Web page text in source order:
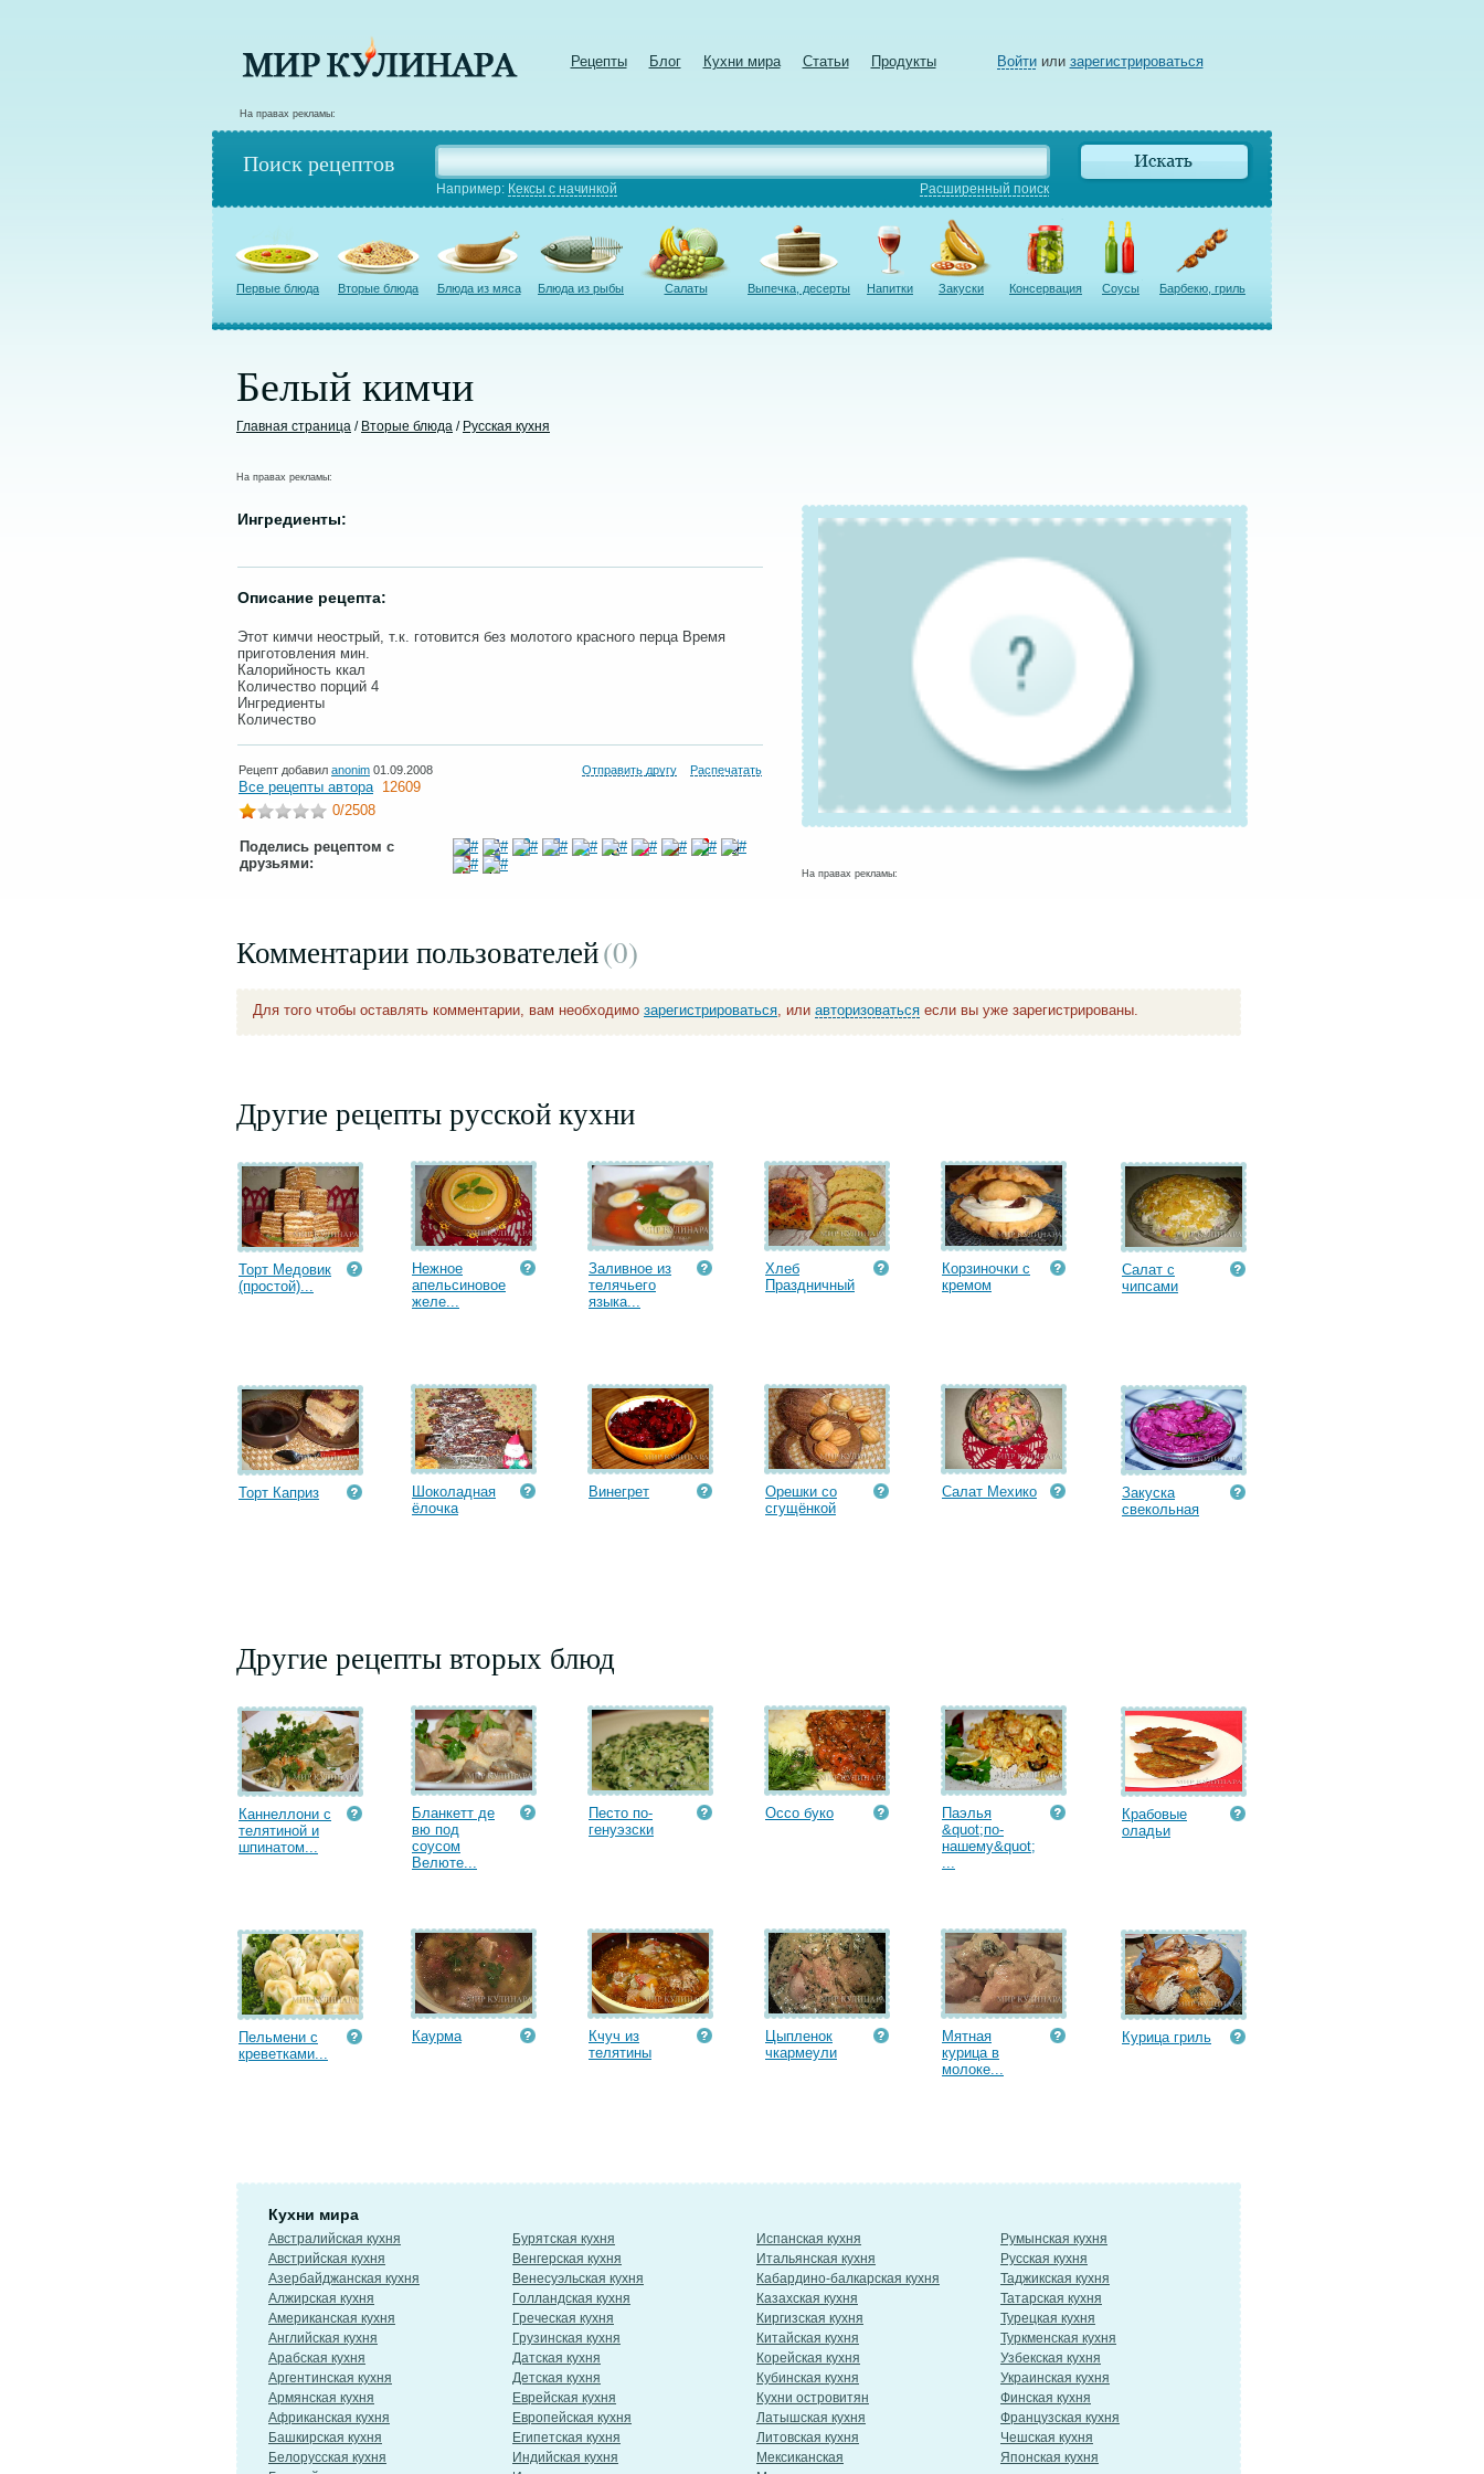
Рецепты Блог Кухни мира Статьи Продукты Войтиили зарегистрироваться
На правах рекламы:
Поиск рецептов
Например: Кексы с начинкой Расширенный поиск
Первые блюда Вторые блюда Блюда из мяса Блюда из рыбы Салаты Выпечка, десерты Напитки Закуски Консервация Соусы Барбекю, гриль
Белый кимчи
Главная страница / Вторые блюда / Русская кухня
На правах рекламы:
Ингредиенты:
Описание рецепта:
Этот кимчи неострый, т.к. готовится без молотого красного перца Время
приготовления мин.
Калорийность ккал
Количество порций 4
Ингредиенты
Количество
Рецепт добавил anonim 01.09.2008 Отправить другу Распечатать
Все рецепты автора 12609
0/2508
Поделись рецептом с
друзьями:
На правах рекламы:
Комментарии пользователей(0)
Для того чтобы оставлять комментарии, вам необходимо зарегистрироваться, или авторизоваться если вы уже зарегистрированы.
Другие рецепты русской кухни
Торт Медовик
(простой)...
Нежное
апельсиновое
желе...
Заливное из
телячьего
языка...
Хлеб
Праздничный
Корзиночки с
кремом
Салат с
чипсами
Торт Каприз
Шоколадная
ёлочка
Винегрет
Орешки со
сгущёнкой
Салат Мехико
Закуска
свекольная
Другие рецепты вторых блюд
Каннеллони с
телятиной и
шпинатом...
Бланкетт де
вю под
соусом
Велюте...
Песто по-
генуэзски
Оссо буко
Паэлья
&quot;по-
нашему&quot;
...
Крабовые
оладьи
Пельмени с
креветками...
Каурма
Кчуч из
телятины
Цыпленок
чкармеули
Мятная
курица в
молоке...
Курица гриль
Кухни мира
Австралийская кухня
Австрийская кухня
Азербайджанская кухня
Алжирская кухня
Американская кухня
Английская кухня
Арабская кухня
Аргентинская кухня
Армянская кухня
Африканская кухня
Башкирская кухня
Белорусская кухня
Бурятская кухня
Венгерская кухня
Венесуэльская кухня
Голландская кухня
Греческая кухня
Грузинская кухня
Датская кухня
Детская кухня
Еврейская кухня
Европейская кухня
Египетская кухня
Индийская кухня
Испанская кухня
Итальянская кухня
Кабардино-балкарская кухня
Казахская кухня
Киргизская кухня
Китайская кухня
Корейская кухня
Кубинская кухня
Кухни островитян
Латышская кухня
Литовская кухня
Мексиканская
Румынская кухня
Русская кухня
Таджикская кухня
Татарская кухня
Турецкая кухня
Туркменская кухня
Узбекская кухня
Украинская кухня
Финская кухня
Французская кухня
Чешская кухня
Японская кухня